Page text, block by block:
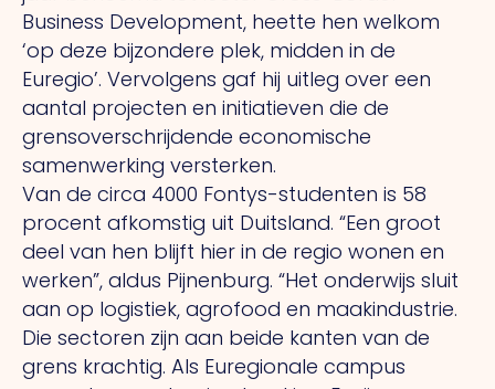
Business Development, heette hen welkom
‘op deze bijzondere plek, midden in de
Euregio’. Vervolgens gaf hij uitleg over een
aantal projecten en initiatieven die de
grensoverschrijdende economische
samenwerking versterken.
Van de circa 4000 Fontys-studenten is 58
procent afkomstig uit Duitsland. “Een groot
deel van hen blijft hier in de regio wonen en
werken”, aldus Pijnenburg. “Het onderwijs sluit
aan op logistiek, agrofood en maakindustrie.
Die sectoren zijn aan beide kanten van de
grens krachtig. Als Euregionale campus